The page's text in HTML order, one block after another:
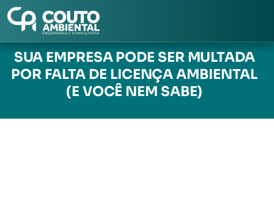
Pular
para
o
SUA EMPRESA PODE SER MULTADA
POR FALTA DE LICENÇA AMBIENTAL
(E VOCÊ NEM SABE)